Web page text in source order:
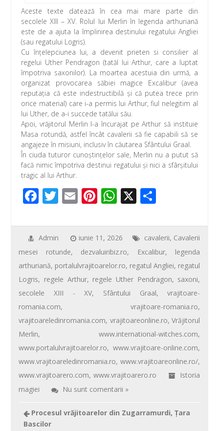
Aceste texte datează în cea mai mare parte din
secolele XIII – XV. Rolul lui Merlin în legenda arthuriană
este de a ajuta la împlinirea destinului regatului Angliei
(sau regatului Logris).
Cu înțelepciunea lui, a devenit prieten si consilier al
regelui Uther Pendragon (tatăl lui Arthur, care a luptat
împotriva saxonilor). La moartea acestuia din urmă, a
organizat provocarea săbiei magice Excalibur (avea
reputaţia că este indestructibilă şi că putea trece prin
orice material) care i-a permis lui Arthur, fiul nelegitim al
lui Uther, de a-i succede tatălui său.
Apoi, vrăjitorul Merlin l-a încurajat pe Arthur să instituie
Masa rotundă, astfel încât cavalerii să fie capabili să se
angajeze în misiuni, inclusiv în căutarea Sfântului Graal.
În ciuda tuturor cunoștințelor sale, Merlin nu a putut să
facă nimic împotriva destinui regatului şi nici a sfârșitului
tragic al lui Arthur.
F
e
b
o
o
k
T
tt
er
E
ail
Pi
er
e
st
W
at
s
A
p
p
X
ta
je
az
ă
Admin iunie 11, 2026 cavalerii, Cavalerii
mesei rotunde, dezvaluiribiz.ro, Excalibur, legenda
arthuriană, portalulvrajitoarelor.ro, regatul Angliei, regatul
Logris, regele Arthur, regele Uther Pendragon, saxoni,
secolele XIII - XV, Sfântului Graal,vrajitoare-
romania.com,vrajitoare-romania.ro,
vrajitoareledinromania.com, vrajitoareonline.ro,Vrăjitorul
Merlin,www.international-witches.com,
www.portalulvrajitoarelor.ro,www.vrajitoare-online.com,
www.vrajitoareledinromania.ro,www.vrajitoareonline.ro/,
www.vrajitoarero.com,www.vrajitoarero.ro
Istoria
magiei
Nu sunt comentarii »
Procesul vrăjitoarelor din Zugarramurdi, Ţara
Bascilor